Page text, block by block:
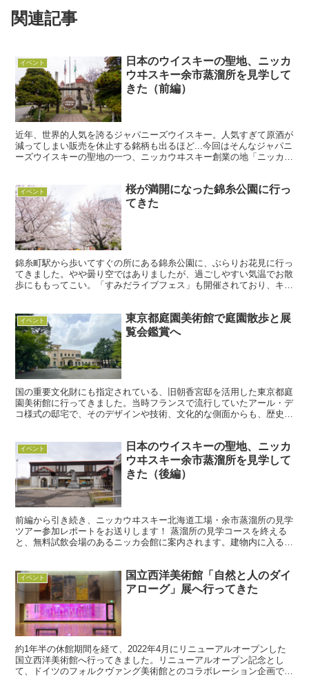
関連記事
イベント
日本のウイスキーの聖地、ニッカ
ウヰスキー余市蒸溜所を見学して
きた（前編）
近年、世界的人気を誇るジャパニーズウイスキー。人気すぎて原酒が
減ってしまい販売を休止する銘柄も出るほど...今回はそんなジャパニ
ーズウイスキーの聖地の一つ、ニッカウヰスキー創業の地「ニッカウ
イベント
桜が満開になった錦糸公園に行っ
てきた
錦糸町駅から歩いてすぐの所にある錦糸公園に、ぶらりお花見に行っ
てきました。やや曇り空ではありましたが、過ごしやすい気温でお散
歩にももってこい。「すみだライブフェス」も開催されており、キッ
イベント
東京都庭園美術館で庭園散歩と展
覧会鑑賞へ
国の重要文化財にも指定されている、旧朝香宮邸を活用した東京都庭
園美術館に行ってきました。当時フランスで流行していたアール・デ
コ様式の邸宅で、そのデザインや技術、文化的な側面からも、歴史的
イベント
日本のウイスキーの聖地、ニッカ
ウヰスキー余市蒸溜所を見学して
きた（後編）
前編から引き続き、ニッカウヰスキー北海道工場・余市蒸溜所の見学
ツアー参加レポートをお送りします！ 蒸溜所の見学コースを終える
と、無料試飲会場のあるニッカ会館に案内されます。建物内に入ると
イベント
国立西洋美術館「自然と人のダイ
アローグ」展へ行ってきた
約1年半の休館期間を経て、2022年4月にリニューアルオープンした
国立西洋美術館へ行ってきました。リニューアルオープン記念とし
て、ドイツのフォルクヴァング美術館とのコラボレーション企画で